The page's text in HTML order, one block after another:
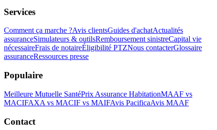
Services
Comment ça marche ?Avis clientsGuides d'achatActualités
assuranceSimulateurs & outilsRemboursement sinistreCapital vie
nécessaireFrais de notaireÉligibilité PTZNous contacterGlossaire
assuranceRessources presse
Populaire
Meilleure Mutuelle SantéPrix Assurance HabitationMAAF vs
MACIFAXA vs MACIF vs MAIFAvis PacificaAvis MAAF
Contact